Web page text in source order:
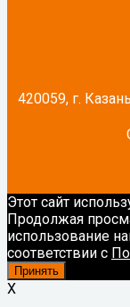
420059, г.
Этот сайт
Продолжая
использование
соответствии с
Принять
X